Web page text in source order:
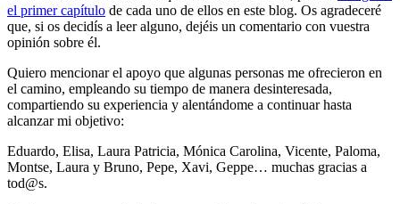
el primer capítulo de cada uno de ellos en este blog. Os agradeceré
que, si os decidís a leer alguno, dejéis un comentario con vuestra
opinión sobre él.
Quiero mencionar el apoyo que algunas personas me ofrecieron en
el camino, empleando su tiempo de manera desinteresada,
compartiendo su experiencia y alentándome a continuar hasta
alcanzar mi objetivo:
Eduardo, Elisa, Laura Patricia, Mónica Carolina, Vicente, Paloma,
Montse, Laura y Bruno, Pepe, Xavi, Geppe… muchas gracias a
tod@s.